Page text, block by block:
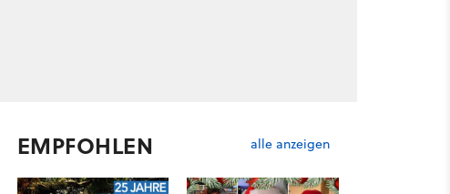
EMPFOHLEN alle anzeigen